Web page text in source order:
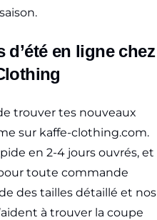
d’été en ligne chez
trouver tes nouveaux
sur kaffe-clothing.com.
en 2-4 jours ouvrés, et
toute commande
des tailles détaillé et nos
à trouver la coupe